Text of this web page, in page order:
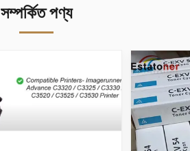
সম্পর্কিত পণ্য